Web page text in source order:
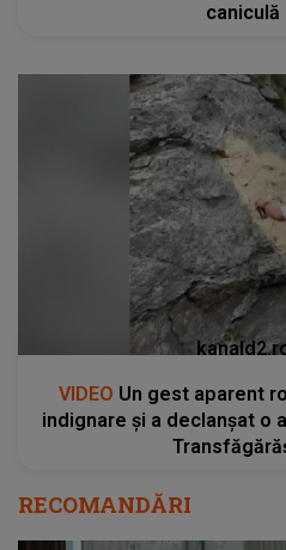
caniculă
VIDEO Un gest aparent
indignare și a declanșat o
RECOMANDĂRI